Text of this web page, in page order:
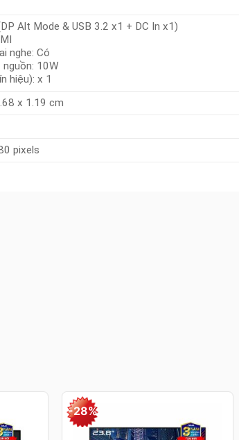
Alt Mode & USB 3.2 x1 + DC In x1)
nghe: Có
nguồn: 10W
hiệu): x 1
x 1.19 cm
pixels
-28%